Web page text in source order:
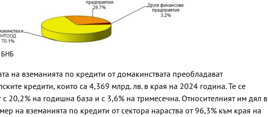
БНБ
на вземанията по кредити от домакинствата преобладават
кредити, които са 4,369 млрд. лв. в края на 2024 година. Те се
с 20,2% на годишна база и с 3,6% на тримесечна. Относителният им дял в
на вземанията по кредити от сектора нараства от 96,3% към края на